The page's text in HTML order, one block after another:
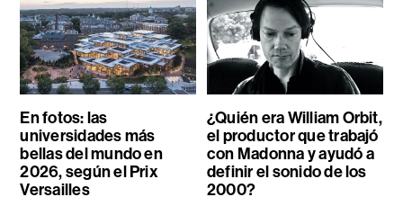
En fotos: las
universidades más
bellas del mundo en
2026, según el Prix
Versailles
¿Quién era William Orbit,
el productor que trabajó
con Madonna y ayudó a
definir el sonido de los
2000?